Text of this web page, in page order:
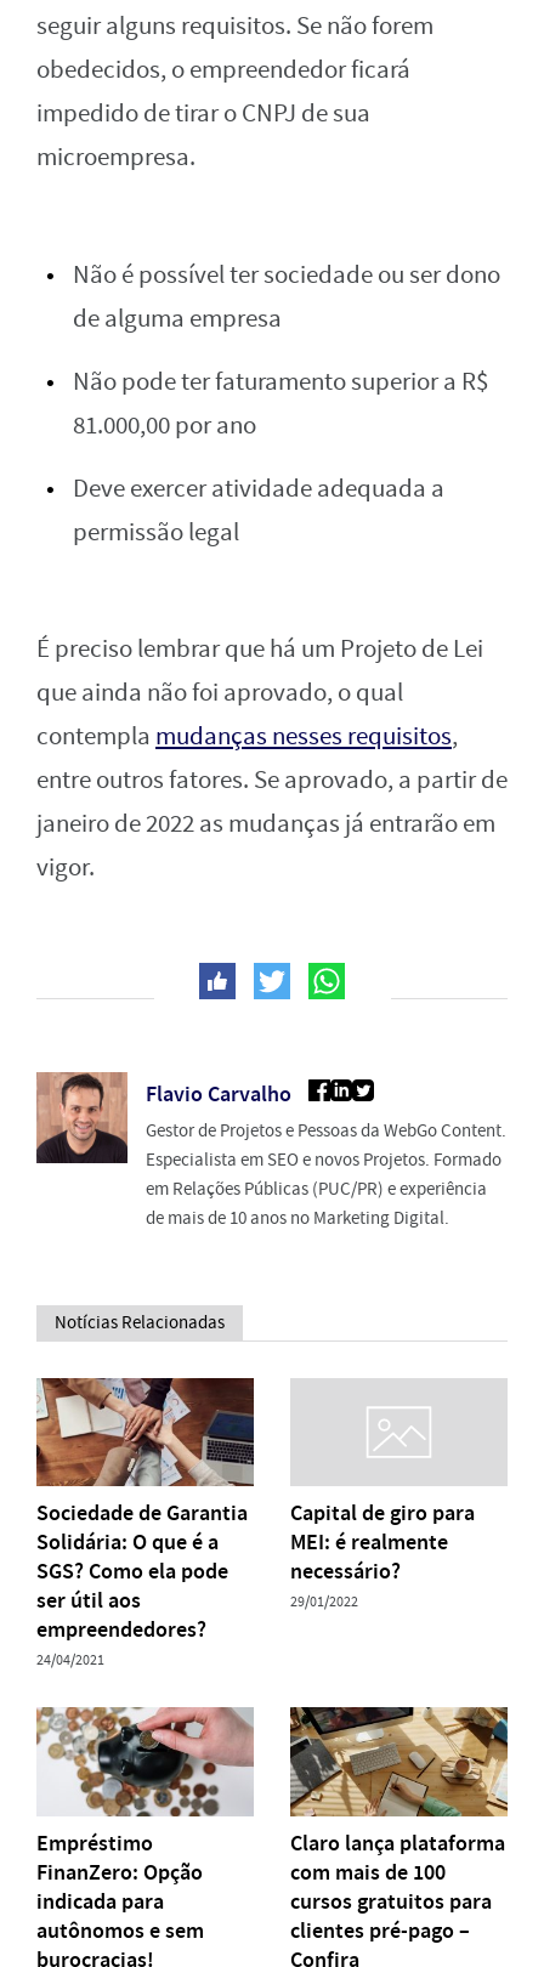
seguir alguns requisitos. Se não forem
obedecidos, o empreendedor ficará
impedido de tirar o CNPJ de sua
microempresa.
Não é possível ter sociedade ou ser dono
de alguma empresa
Não pode ter faturamento superior a R$
81.000,00 por ano
Deve exercer atividade adequada a
permissão legal
É preciso lembrar que há um Projeto de Lei
que ainda não foi aprovado, o qual
contempla mudanças nesses requisitos,
entre outros fatores. Se aprovado, a partir de
janeiro de 2022 as mudanças já entrarão em
vigor.
Flavio Carvalho
Gestor de Projetos e Pessoas da WebGo Content.
Especialista em SEO e novos Projetos. Formado
em Relações Públicas (PUC/PR) e experiência
de mais de 10 anos no Marketing Digital.
Notícias Relacionadas
Sociedade de Garantia
Solidária: O que é a
SGS? Como ela pode
ser útil aos
empreendedores?
24/04/2021
Capital de giro para
MEI: é realmente
necessário?
29/01/2022
Empréstimo
FinanZero: Opção
indicada para
autônomos e sem
burocracias!
Claro lança plataforma
com mais de 100
cursos gratuitos para
clientes pré-pago –
Confira